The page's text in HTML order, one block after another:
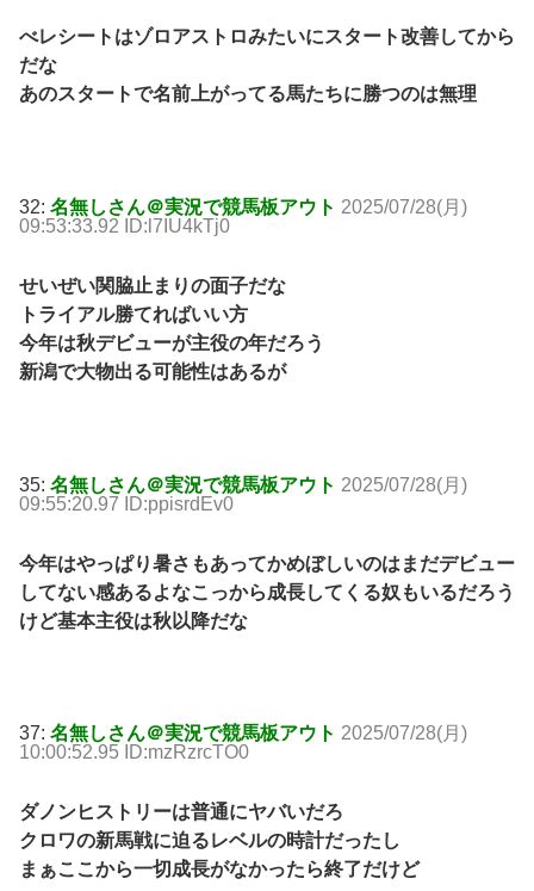
べレシートはゾロアストロみたいにスタート改善してから
だな
あのスタートで名前上がってる馬たちに勝つのは無理
32: 名無しさん＠実況で競馬板アウト 2025/07/28(月)
09:53:33.92 ID:l7IU4kTj0
せいぜい関脇止まりの面子だな
トライアル勝てればいい方
今年は秋デビューが主役の年だろう
新潟で大物出る可能性はあるが
35: 名無しさん＠実況で競馬板アウト 2025/07/28(月)
09:55:20.97 ID:ppisrdEv0
今年はやっぱり暑さもあってかめぼしいのはまだデビュー
してない感あるよなこっから成長してくる奴もいるだろう
けど基本主役は秋以降だな
37: 名無しさん＠実況で競馬板アウト 2025/07/28(月)
10:00:52.95 ID:mzRzrcTO0
ダノンヒストリーは普通にヤバいだろ
クロワの新馬戦に迫るレベルの時計だったし
まぁここから一切成長がなかったら終了だけど